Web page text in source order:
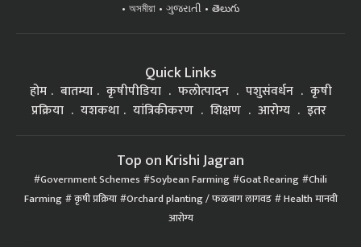
অসমীয়া
ગુજરાતી తెలుగు
Quick Links
होम बातम्या कृषीपीडिया फलोत्पादन पशुसंवर्धन
कृषी
प्रक्रिया
यशकथा यांत्रिकीकरण शिक्षण आरोग्य इतर
Top on Krishi Jagran
Government Schemes Soybean Farming Goat Rearing Chili
Farming कृषी प्रक्रिया Orchard planting / फळबाग लागवड Health मानवी
आरोग्य